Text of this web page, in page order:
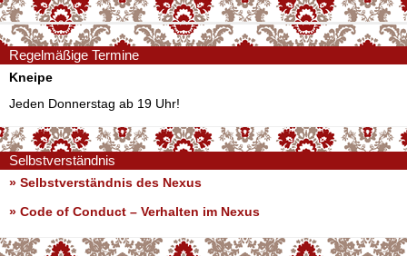
Regelmäßige Termine
Kneipe
Jeden Donnerstag ab 19 Uhr!
Selbstverständnis
» Selbstverständnis des Nexus
» Code of Conduct – Verhalten im Nexus